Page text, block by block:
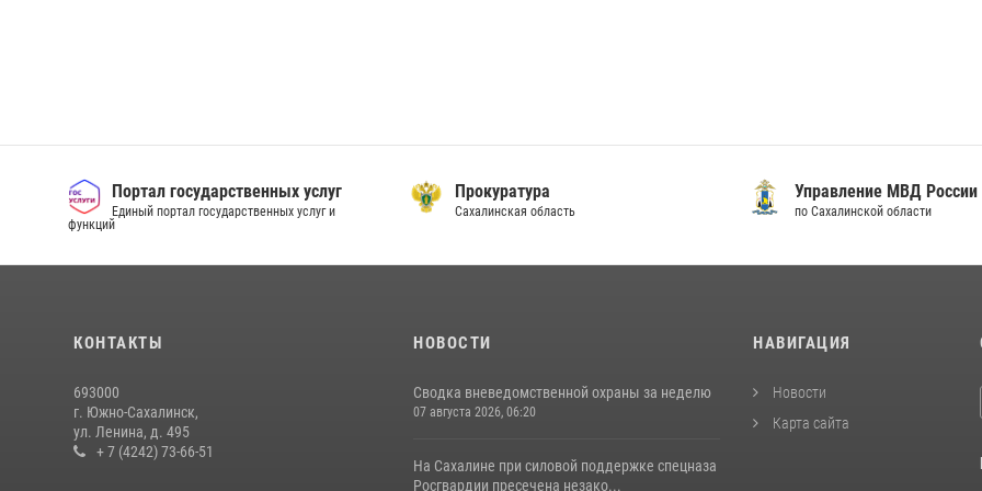
Портал государственных услуг
Единый портал государственных услуг и
функций
Прокуратура
Сахалинская область
Управление МВД России
по Сахалинской области
КОНТАКТЫ
693000
г. Южно-Сахалинск,
ул. Ленина, д. 495
+ 7 (4242) 73-66-51
НОВОСТИ
Сводка вневедомственной охраны за неделю
07 августа 2026, 06:20
На Сахалине при силовой поддержке спецназа
Росгвардии пресечена незако...
НАВИГАЦИЯ
Новости
Карта сайта